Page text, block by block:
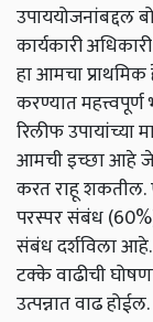
उपाययोजनांबद्दल
कार्यकारी
हा आमचा
करण्यात
रिलीफ उपायांच्या
आमची इच्छा आहे
करत राहू शकतील.
परस्पर संबंध
संबंध दर्शविला
टक्के वाढीची
उत्पन्नात वाढ होईल.